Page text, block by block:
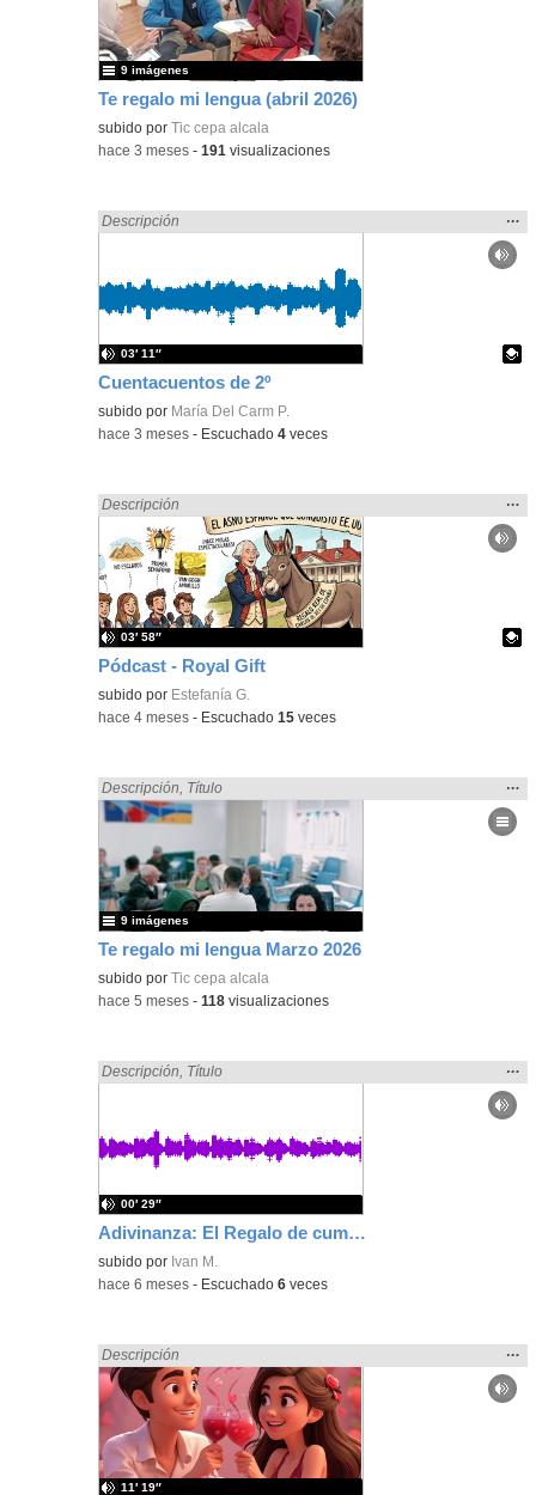
Te regalo mi lengua (abril 2026)
subido porTic cepa alcala
9 imágenes
-hace 3 meses -191 visualizaciones
Cuentacuentos de 2º
Encontrado «regalo» en:
Descripción
la
…
Contenido educativo.
subido por María Del Carm P.
03′ 11″
-hace 3 meses - Escuchado4 veces
Pódcast - Royal Gift
Encontrado «regalo» en:
Descripción
la
…
Contenido educativo.
subido por Estefanía G.
03′ 58″
-hace 4 meses - Escuchado15 veces
Te regalo mi lengua Marzo 2026
Encontrado «regalo» en:
Descripción Título
la
…
subido porTic cepa alcala
9 imágenes
-hace 5 meses -118 visualizaciones
Adivinanza: El Regalo de cumpleaños
Encontrado «regalo» en:
Descripción Título
la
…
subido por Ivan M.
00′ 29″
-hace 6 meses - Escuchado6 veces
Encontrado «regalo» en:
Descripción
la
…
11′ 19″